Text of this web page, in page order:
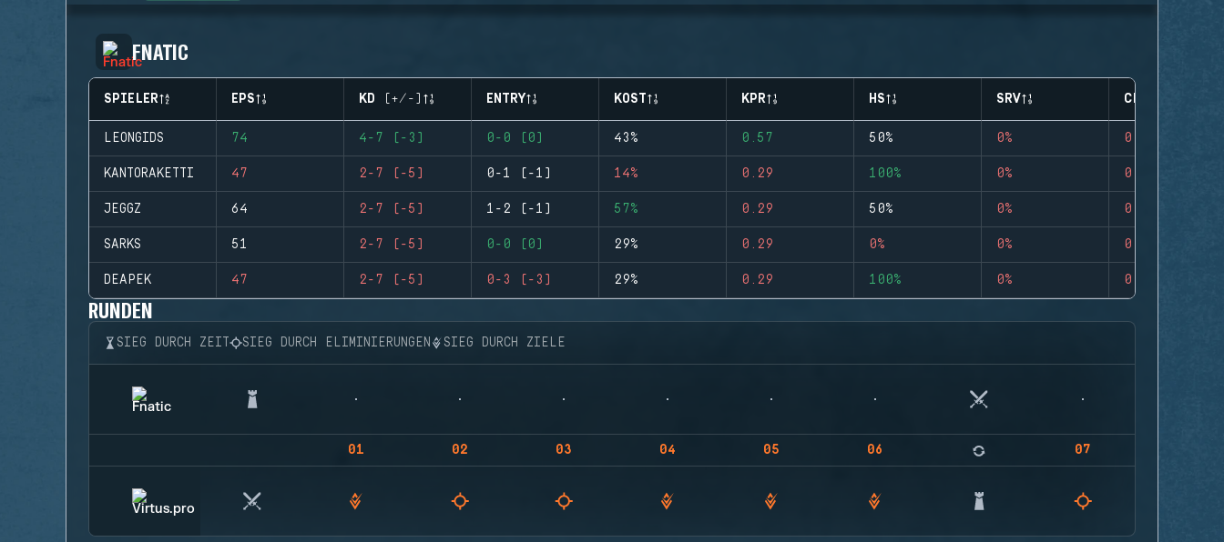
FNATIC
SPIELER EPS KD (+/-) ENTRY KOST KPR HS SRV CLUTCHES
LEONGIDS 74 4-7 (-3) 0-0 (0) 43% 0.57 50% 0% 0
KANTORAKETTI 47 2-7 (-5) 0-1 (-1) 14% 0.29 100% 0% 0
JEGGZ 64 2-7 (-5) 1-2 (-1) 57% 0.29 50% 0% 0
SARKS 51 2-7 (-5) 0-0 (0) 29% 0.29 0% 0% 0
DEAPEK 47 2-7 (-5) 0-3 (-3) 29% 0.29 100% 0% 0
RUNDEN
SIEG DURCH ZEIT SIEG DURCH ELIMINIERUNGEN SIEG DURCH ZIELE
01 02 03 04 05 06 07